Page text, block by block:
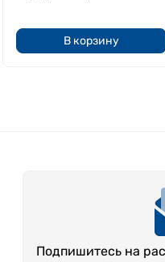
В корзину
Подпишитесь на